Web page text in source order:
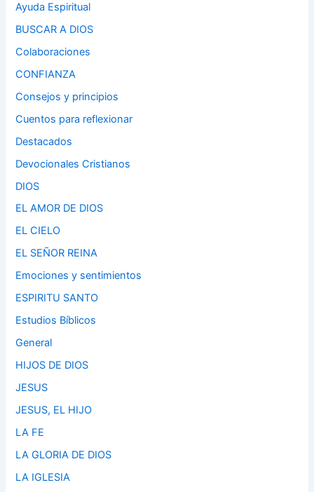
Ayuda Espiritual
BUSCAR A DIOS
Colaboraciones
CONFIANZA
Consejos y principios
Cuentos para reflexionar
Destacados
Devocionales Cristianos
DIOS
EL AMOR DE DIOS
EL CIELO
EL SEÑOR REINA
Emociones y sentimientos
ESPIRITU SANTO
Estudios Bíblicos
General
HIJOS DE DIOS
JESUS
JESUS, EL HIJO
LA FE
LA GLORIA DE DIOS
LA IGLESIA